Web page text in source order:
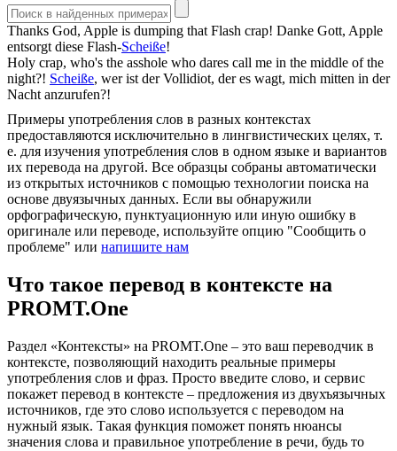
Thanks God, Apple is dumping that Flash crap! Danke Gott, Apple
entsorgt diese Flash-Scheiße!
Holy crap, who's the asshole who dares call me in the middle of the
night?! Scheiße, wer ist der Vollidiot, der es wagt, mich mitten in der
Nacht anzurufen?!
Примеры употребления слов в разных контекстах
предоставляются исключительно в лингвистических целях, т.
е. для изучения употребления слов в одном языке и вариантов
их перевода на другой. Все образцы собраны автоматически
из открытых источников с помощью технологии поиска на
основе двуязычных данных. Если вы обнаружили
орфографическую, пунктуационную или иную ошибку в
оригинале или переводе, используйте опцию "Сообщить о
проблеме" или напишите нам
Что такое перевод в контексте на
PROMT.One
Раздел «Контексты» на PROMT.One – это ваш переводчик в
контексте, позволяющий находить реальные примеры
употребления слов и фраз. Просто введите слово, и сервис
покажет перевод в контексте – предложения из двухъязычных
источников, где это слово используется с переводом на
нужный язык. Такая функция поможет понять нюансы
значения слова и правильное употребление в речи, будь то